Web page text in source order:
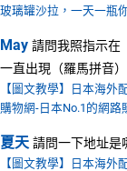
玻璃罐沙拉，一天一瓶
May 請問我照指示在
一直出現（羅馬拼音
【圖文教學】日本海外
購物網-日本No.1的網路
夏天 請問一下地址是
【圖文教學】日本海外